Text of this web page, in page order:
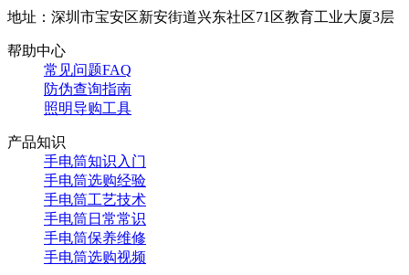
地址：深圳市宝安区新安街道兴东社区71区教育工业大厦3层
帮助中心
常见问题FAQ
防伪查询指南
照明导购工具
产品知识
手电筒知识入门
手电筒选购经验
手电筒工艺技术
手电筒日常常识
手电筒保养维修
手电筒选购视频